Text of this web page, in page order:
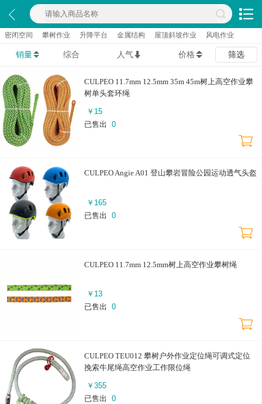
密闭空间 攀树作业 升降平台 金属结构 屋顶斜坡作业 风电作业
销量 综合 人气 价格 筛选
CULPEO 11.7mm 12.5mm 35m 45m树上高空作业攀
树单头套环绳
￥ 15
已售出
0
CULPEO Angie A01 登山攀岩冒险公园运动透气头盔
￥ 165
已售出
0
CULPEO 11.7mm 12.5mm树上高空作业攀树绳
￥ 13
已售出
0
CULPEO TEU012 攀树户外作业定位绳可调式定位
挽索牛尾绳高空作业工作限位绳
￥ 355
已售出
0